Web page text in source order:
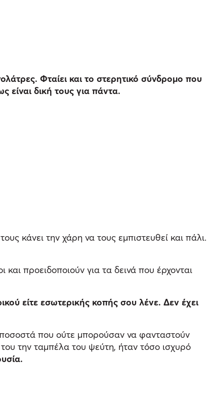
Φταίει και το στερητικό σύνδρομο που
δική τους για πάντα.
κάνει την χάρη να τους εμπιστευθεί και πάλι.
προειδοποιούν για τα δεινά που έρχονται
είτε εσωτερικής κοπής σου λένε. Δεν έχει
που ούτε μπορούσαν να φανταστούν
την ταμπέλα του ψεύτη, ήταν τόσο ισχυρό